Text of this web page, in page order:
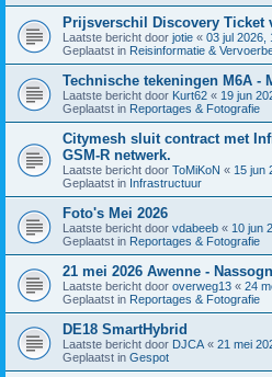
Prijsverschil Discovery Ticket
Laatste bericht door jotie « 03 jul 2026,
Geplaatst in Reisinformatie &
Technische tekeningen M6A -
Laatste bericht door Kurt62 « 19 jun
Geplaatst in Reportages & Fotografie
Citymesh sluit contract met
GSM-R netwerk.
Laatste bericht door ToMiKoN « 15 jun
Geplaatst in Infrastructuur
Foto's Mei 2026
Laatste bericht door vdabeeb « 10 jun
Geplaatst in Reportages & Fotografie
21 mei 2026 Awenne -
Laatste bericht door overweg13 « 24
Geplaatst in Reportages & Fotografie
DE18 SmartHybrid
Laatste bericht door DJCA « 21 mei
Geplaatst in Gespot